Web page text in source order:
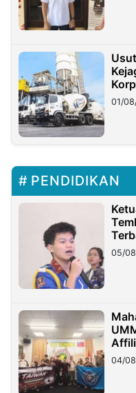
Ritto
01/
PENDIDIKAN
05/
04/